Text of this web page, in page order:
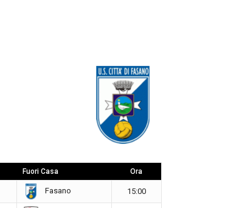
Fuori Casa Ora
Fasano 15:00